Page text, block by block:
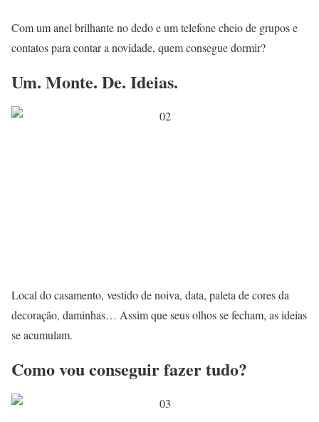
Com um anel brilhante no dedo e um telefone cheio de grupos e
contatos para contar a novidade, quem consegue dormir?
Um. Monte. De. Ideias.
Local do casamento, vestido de noiva, data, paleta de cores da
decoração, daminhas… Assim que seus olhos se fecham, as ideias
se acumulam.
Como vou conseguir fazer tudo?